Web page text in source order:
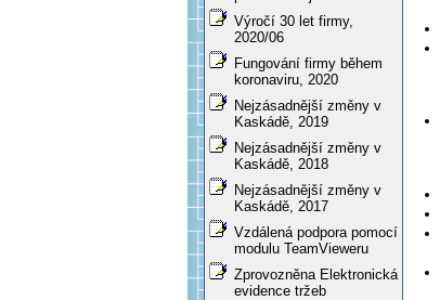
Výročí 30 let firmy,
2020/06
Fungování firmy během
koronaviru, 2020
Nejzásadnější změny v
Kaskádě, 2019
Nejzásadnější změny v
Kaskádě, 2018
Nejzásadnější změny v
Kaskádě, 2017
Vzdálená podpora pomocí
modulu TeamVieweru
Zprovozněna Elektronická
evidence tržeb